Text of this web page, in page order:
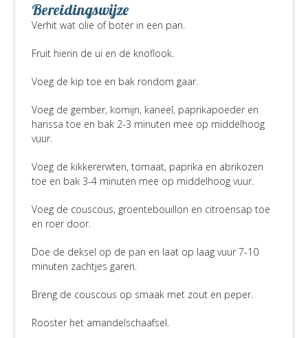
Bereidingswijze
Verhit wat olie of boter in een pan.
Fruit hierin de ui en de knoflook.
Voeg de kip toe en bak rondom gaar.
Voeg de gember, komijn, kaneel, paprikapoeder en
harissa toe en bak 2-3 minuten mee op middelhoog
vuur.
Voeg de kikkererwten, tomaat, paprika en abrikozen
toe en bak 3-4 minuten mee op middelhoog vuur.
Voeg de couscous, groentebouillon en citroensap toe
en roer door.
Doe de deksel op de pan en laat op laag vuur 7-10
minuten zachtjes garen.
Breng de couscous op smaak met zout en peper.
Rooster het amandelschaafsel.